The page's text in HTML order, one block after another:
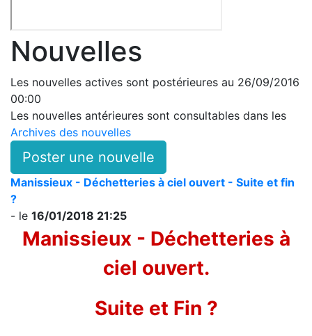
Nouvelles
Les nouvelles actives sont postérieures au 26/09/2016
00:00
Les nouvelles antérieures sont consultables dans les
Archives des nouvelles
Poster une nouvelle
Manissieux - Déchetteries à ciel ouvert - Suite et fin
?
- le 16/01/2018 21:25
Manissieux - Déchetteries à
ciel ouvert.
Suite et Fin ?